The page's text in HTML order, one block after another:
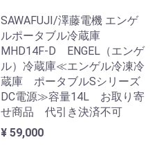
SAWAFUJI/澤藤電機 エンゲ
ルポータブル冷蔵庫
MHD14F-D ENGEL（エンゲ
ル）冷蔵庫≪エンゲル冷凍冷
蔵庫 ポータブルSシリーズ
DC電源≫容量14L お取り寄
せ商品 代引き決済不可
¥ 59,000